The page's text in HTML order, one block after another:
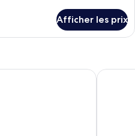
Afficher les prix
ibis